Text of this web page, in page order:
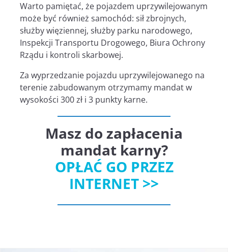
Warto pamiętać, że pojazdem uprzywilejowanym
może być również samochód: sił zbrojnych,
służby więziennej, służby parku narodowego,
Inspekcji Transportu Drogowego, Biura Ochrony
Rządu i kontroli skarbowej.
Za wyprzedzanie pojazdu uprzywilejowanego na
terenie zabudowanym otrzymamy mandat w
wysokości 300 zł i 3 punkty karne.
Masz do zapłacenia
mandat karny?
OPŁAĆ GO PRZEZ
INTERNET >>